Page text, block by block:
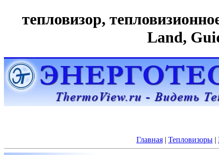
тепловизор,
Land,
Главная | Тепловизоры |